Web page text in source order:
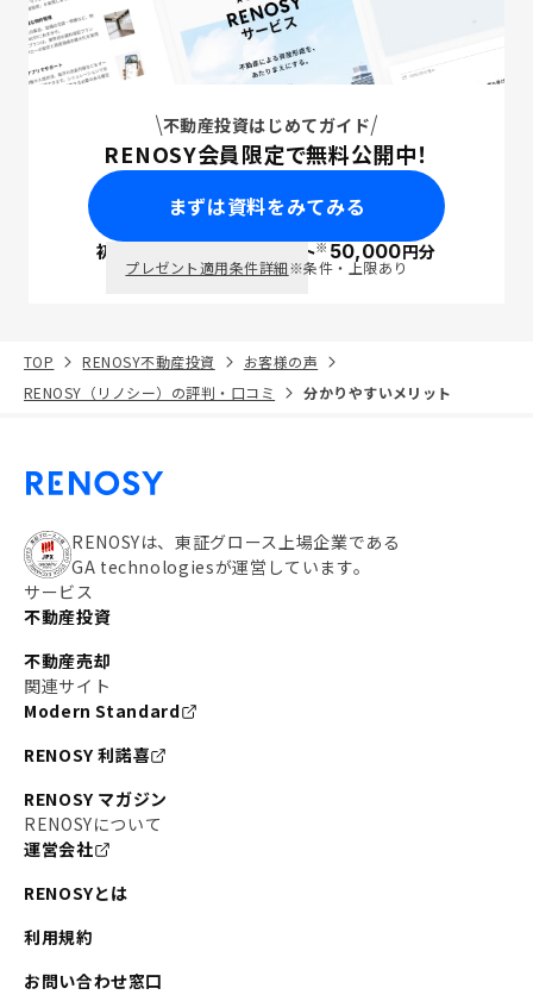
不動産投資はじめてガイド
RENOSY会員限定で無料公開中！
まずは資料をみてみる
初回面談で ポイント※50,000円分
プレゼント適用条件詳細※条件・上限あり
TOP RENOSY不動産投資
お客様の声
RENOSY（リノシー）の評判・口コミ
分かりやすいメリット
RENOSYは、東証グロース上場企業である
GA technologiesが運営しています。
サービス
不動産投資
不動産売却
関連サイト
Modern Standard
RENOSY 利諾喜
RENOSY マガジン
RENOSYについて
運営会社
RENOSYとは
利用規約
お問い合わせ窓口